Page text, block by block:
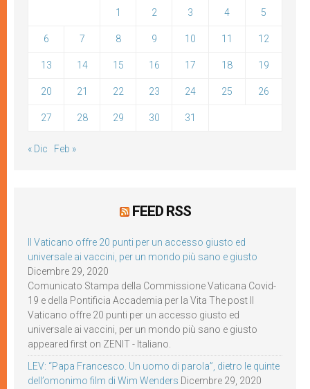
1 2 3 4 5
6 7 8 9 10 11 12
13 14 15 16 17 18 19
20 21 22 23 24 25 26
27 28 29 30 31
« Dic Feb »
FEED RSS
Il Vaticano offre 20 punti per un accesso giusto ed
universale ai vaccini, per un mondo più sano e giusto
Dicembre 29, 2020
Comunicato Stampa della Commissione Vaticana Covid-
19 e della Pontificia Accademia per la Vita The post Il
Vaticano offre 20 punti per un accesso giusto ed
universale ai vaccini, per un mondo più sano e giusto
appeared first on ZENIT - Italiano.
LEV: “Papa Francesco. Un uomo di parola”, dietro le quinte
dell’omonimo film di Wim Wenders Dicembre 29, 2020